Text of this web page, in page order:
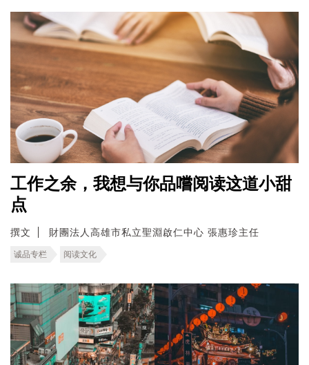
工作之余，我想与你品嚐阅读这道小甜
点
撰文 財團法人高雄市私立聖淵啟仁中心 張惠珍主任
诚品专栏 阅读文化